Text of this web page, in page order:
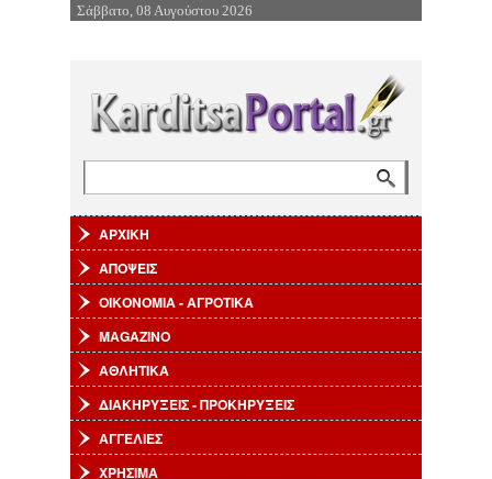
Επιστροφή στην Πλοήγηση
Σάββατο, 08 Αυγούστου 2026
ΑΡΧΙΚΗ
ΑΠΟΨΕΙΣ
ΟΙΚΟΝΟΜΙΑ - ΑΓΡΟΤΙΚΑ
MAGAZINO
ΑΘΛΗΤΙΚΑ
ΔΙΑΚΗΡΥΞΕΙΣ - ΠΡΟΚΗΡΥΞΕΙΣ
ΑΓΓΕΛΙΕΣ
ΧΡΗΣΙΜΑ